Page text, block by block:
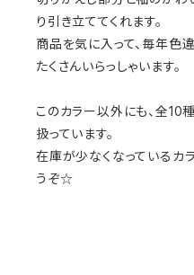
り引き立ててくれます。
商品を気に入って、毎年色
たくさんいらっしゃいます。
このカラー以外にも、全10
扱っています。
在庫が少なくなっているカ
うぞ☆